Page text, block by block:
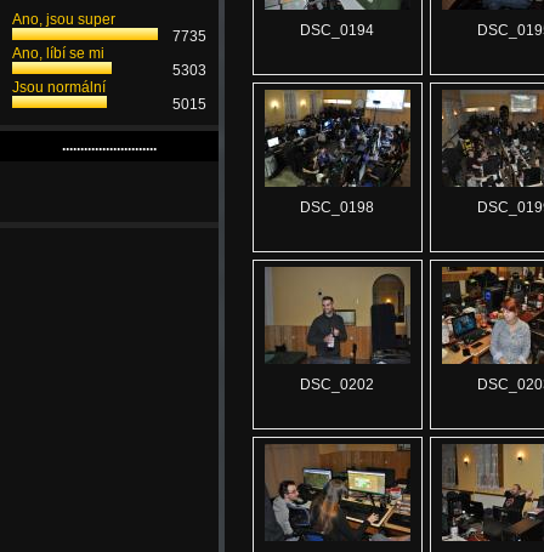
Ano, jsou super
7735
Ano, líbí se mi
5303
Jsou normální
5015
..........................
DSC_0194
DSC_0198
DSC_0202